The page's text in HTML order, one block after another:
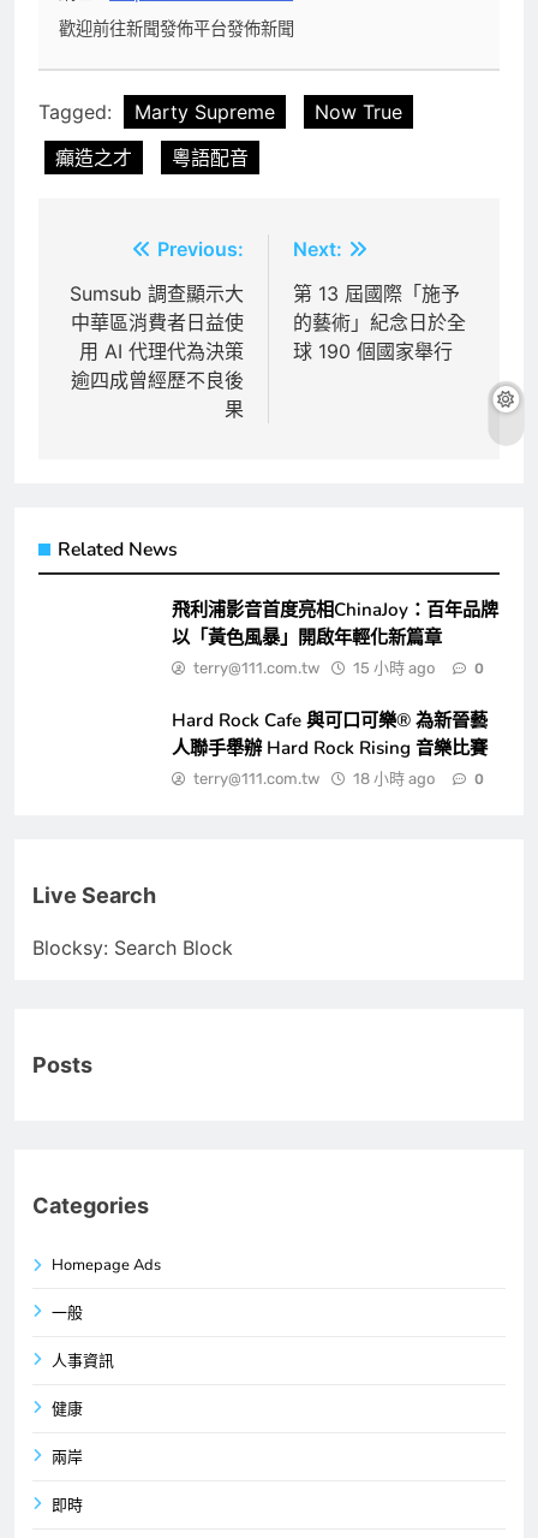
歡迎前往新聞發佈平台發佈新聞
Tagged: Marty Supreme
Now True
癲造之才
粵語配音
章
導
覽
Previous:
Sumsub 調查顯示大
中華區消費者日益使
用 AI 代理代為決策
逾四成曾經歷不良後
果
Next:
第 13 屆國際「施予
的藝術」紀念日於全
球 190 個國家舉行
Related News
飛利浦影音首度亮相ChinaJoy：百年品牌
以「黃色風暴」開啟年輕化新篇章
terry@111.com.tw 15 小時 ago 0
Hard Rock Cafe 與可口可樂® 為新晉藝
人聯手舉辦 Hard Rock Rising 音樂比賽
terry@111.com.tw 18 小時 ago 0
Live Search
Blocksy: Search Block
Posts
Categories
Homepage Ads
一般
人事資訊
健康
兩岸
即時